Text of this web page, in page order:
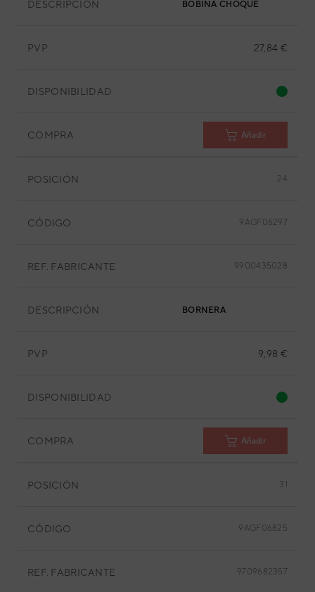
DESCRIPCIÓN BOBINA CHOQUE
PVP 27,84 €
DISPONIBILIDAD
COMPRA Añadir
POSICIÓN 24
CÓDIGO 9AGF06297
REF. FABRICANTE 9900435028
DESCRIPCIÓN BORNERA
PVP 9,98 €
DISPONIBILIDAD
COMPRA Añadir
POSICIÓN 31
CÓDIGO 9AGF06825
REF. FABRICANTE 9709682357